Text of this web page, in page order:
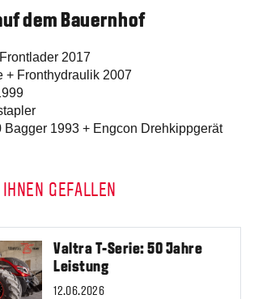
dem Bauernhof
2017
+ Fronthydraulik 2007
Bagger 1993 + Engcon Drehkippgerät
GEFALLEN
Valtra T-Serie: 50 Jahre
Leistung
12.06.2026